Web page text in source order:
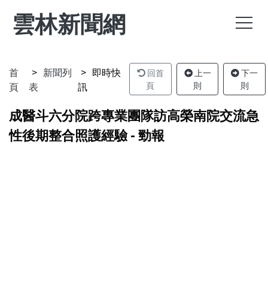
雲林新聞網
首
頁
新聞列
表
即時快
訊
回首
頁
上一
則
下一
則
成醫斗六分院跨專業團隊訪高榮南院交流急
性後期整合照護經驗 - 勁報